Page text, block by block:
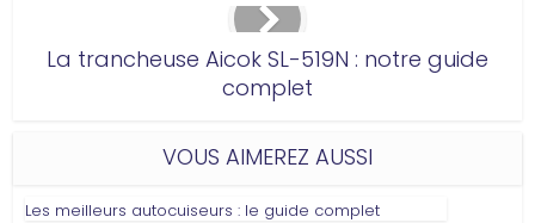
La trancheuse Aicok SL-519N : notre guide
complet
VOUS AIMEREZ AUSSI
Les meilleurs autocuiseurs : le guide complet